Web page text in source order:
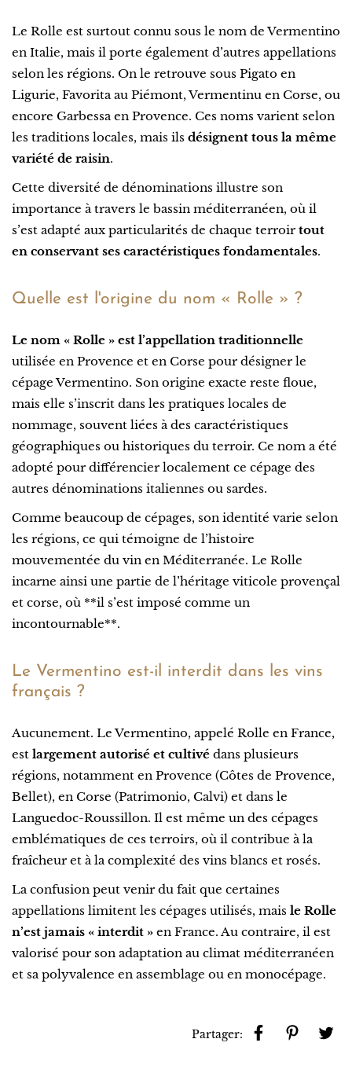
Le Rolle est surtout connu sous le nom de Vermentino
en Italie, mais il porte également d’autres appellations
selon les régions. On le retrouve sous Pigato en
Ligurie, Favorita au Piémont, Vermentinu en Corse, ou
encore Garbessa en Provence. Ces noms varient selon
les traditions locales, mais ils désignent tous la même
variété de raisin.
Cette diversité de dénominations illustre son
importance à travers le bassin méditerranéen, où il
s’est adapté aux particularités de chaque terroir tout
en conservant ses caractéristiques fondamentales.
Quelle est l'origine du nom « Rolle » ?
Le nom « Rolle » est l’appellation traditionnelle
utilisée en Provence et en Corse pour désigner le
cépage Vermentino. Son origine exacte reste floue,
mais elle s’inscrit dans les pratiques locales de
nommage, souvent liées à des caractéristiques
géographiques ou historiques du terroir. Ce nom a été
adopté pour différencier localement ce cépage des
autres dénominations italiennes ou sardes.
Comme beaucoup de cépages, son identité varie selon
les régions, ce qui témoigne de l’histoire
mouvementée du vin en Méditerranée. Le Rolle
incarne ainsi une partie de l’héritage viticole provençal
et corse, où **il s’est imposé comme un
incontournable**.
Le Vermentino est-il interdit dans les vins
français ?
Aucunement. Le Vermentino, appelé Rolle en France,
est largement autorisé et cultivé dans plusieurs
régions, notamment en Provence (Côtes de Provence,
Bellet), en Corse (Patrimonio, Calvi) et dans le
Languedoc-Roussillon. Il est même un des cépages
emblématiques de ces terroirs, où il contribue à la
fraîcheur et à la complexité des vins blancs et rosés.
La confusion peut venir du fait que certaines
appellations limitent les cépages utilisés, mais le Rolle
n’est jamais « interdit » en France. Au contraire, il est
valorisé pour son adaptation au climat méditerranéen
et sa polyvalence en assemblage ou en monocépage.
Partager: